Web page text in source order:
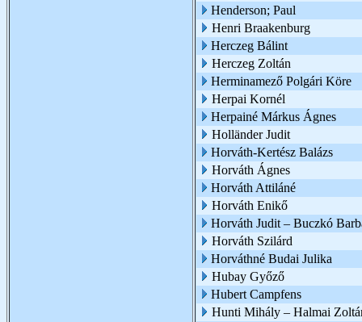
Henderson; Paul
Henri Braakenburg
Herczeg Bálint
Herczeg Zoltán
Herminamező Polgári Köre
Herpai Kornél
Herpainé Márkus Ágnes
Holländer Judit
Horváth-Kertész Balázs
Horváth Ágnes
Horváth Attiláné
Horváth Enikő
Horváth Judit – Buczkó
Horváth Szilárd
Horváthné Budai Julika
Hubay Győző
Hubert Campfens
Hunti Mihály – Halmai